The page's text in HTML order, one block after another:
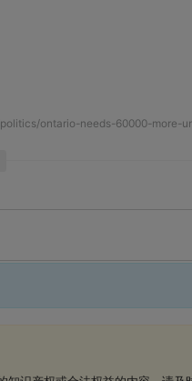
ontario-needs-60000-